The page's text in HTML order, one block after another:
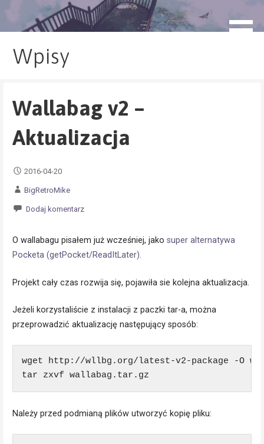
blog.monogatari.pl
Wpisy
Wallabag v2 –
Aktualizacja
2016-04-20
BigRetroMike
Dodaj komentarz
O wallabagu pisałem już wcześniej, jako super alternatywa
Pocketa (getPocket/ReadItLater).
Projekt cały czas rozwija się, pojawiła sie kolejna aktualizacja.
Jeżeli korzystaliście z instalacji z paczki tar-a, można
przeprowadzić aktualizację następujący sposób:
wget http://wllbg.org/latest-v2-package -O
Należy przed podmianą plików utworzyć kopię pliku: